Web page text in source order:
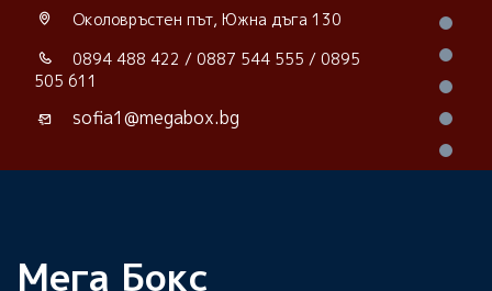
Околовръстен път, Южна дъга 130
0894 488 422 / 0887 544 555 / 0895
505 611
sofia1@megabox.bg
Мега Бокс